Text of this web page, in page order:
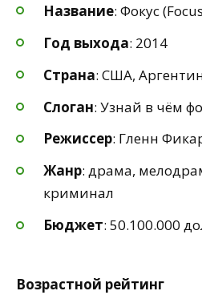
Название: Фокус
Год выхода: 2014
Страна: США,
Слоган: Узнай в чём
Режиссер: Гленн
Жанр: драма,
криминал
Бюджет: 50.100.000
Возрастной рейтинг